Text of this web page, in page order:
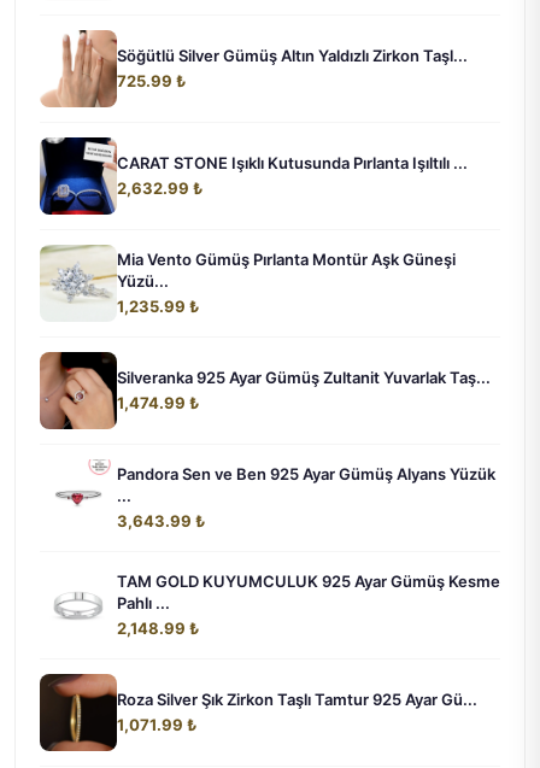
Söğütlü Silver Gümüş Altın Yaldızlı Zirkon Taşl...
725.99 ₺
CARAT STONE Işıklı Kutusunda Pırlanta Işıltılı ...
2,632.99 ₺
Mia Vento Gümüş Pırlanta Montür Aşk Güneşi
Yüzü...
1,235.99 ₺
Silveranka 925 Ayar Gümüş Zultanit Yuvarlak Taş...
1,474.99 ₺
Pandora Sen ve Ben 925 Ayar Gümüş Alyans Yüzük
...
3,643.99 ₺
TAM GOLD KUYUMCULUK 925 Ayar Gümüş Kesme
Pahlı ...
2,148.99 ₺
Roza Silver Şık Zirkon Taşlı Tamtur 925 Ayar Gü...
1,071.99 ₺